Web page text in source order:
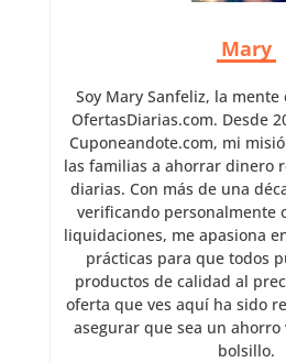
Mary
Soy Mary Sanfeliz, la
OfertasDiarias.com. Desde
Cuponeandote.com, mi
las familias a ahorrar dinero
diarias. Con más de una
verificando personalmente
liquidaciones, me apasiona
prácticas para que todos
productos de calidad al
oferta que ves aquí ha sido
asegurar que sea un
bolsillo.